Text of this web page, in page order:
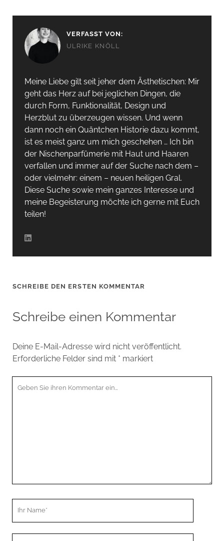
VERFASST VON:
ULRIKE KNÖLL
Meine Liebe gilt seit jeher dem Ästhetischen: Mir
geht das Herz auf bei jeglichen Dingen, die
durch Form, Funktionalität, Design und
Herzblut zu überzeugen wissen. Und wenn
dann noch ein Quäntchen Historie dazu kommt,
ist es meist ganz um mich geschehen … Ich bin
der Nischenparfümerie mit Haut und Haaren
verfallen und immer auf der Suche nach dem –
oder vielmehr: einem – neuen heiligen Gral.
Diese Suche sowie mein ganzes Interesse und
meine Begeisterung möchte ich gerne mit Euch
teilen!
SCHREIBE DEN ERSTEN KOMMENTAR
Schreibe einen Kommentar
Deine E-Mail-Adresse wird nicht veröffentlicht.
Erforderliche Felder sind mit * markiert